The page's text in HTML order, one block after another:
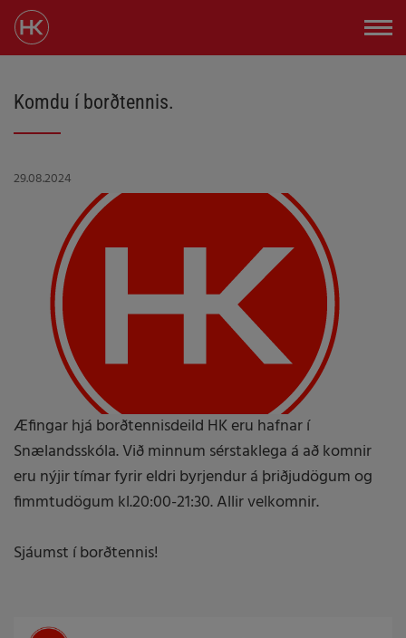
Komdu í borðtennis.
29.08.2024
Æfingar hjá borðtennisdeild HK eru hafnar í
Snælandsskóla. Við minnum sérstaklega á að komnir
eru nýjir tímar fyrir eldri byrjendur á þriðjudögum og
fimmtudögum kl.20:00-21:30. Allir velkomnir.
Sjáumst í borðtennis!